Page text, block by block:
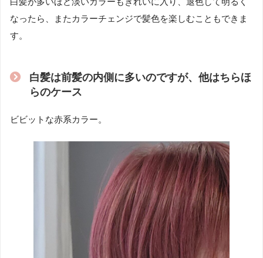
なったら、またカラーチェンジで髪色を楽しむこともできま
す。
白髪は前髪の内側に多いのですが、他はちらほ
らのケース
ビビットな赤系カラー。